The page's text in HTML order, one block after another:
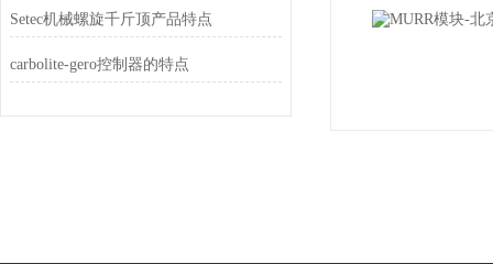
Setec机械螺旋千斤顶产品特点
carbolite-gero控制器的特点